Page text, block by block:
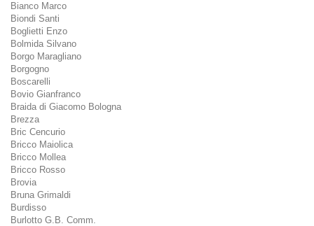
Bianco Marco
Biondi Santi
Boglietti Enzo
Bolmida Silvano
Borgo Maragliano
Borgogno
Boscarelli
Bovio Gianfranco
Braida di Giacomo Bologna
Brezza
Bric Cencurio
Bricco Maiolica
Bricco Mollea
Bricco Rosso
Brovia
Bruna Grimaldi
Burdisso
Burlotto G.B. Comm.